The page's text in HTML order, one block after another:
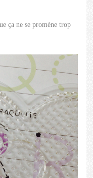
ça ne se promène trop